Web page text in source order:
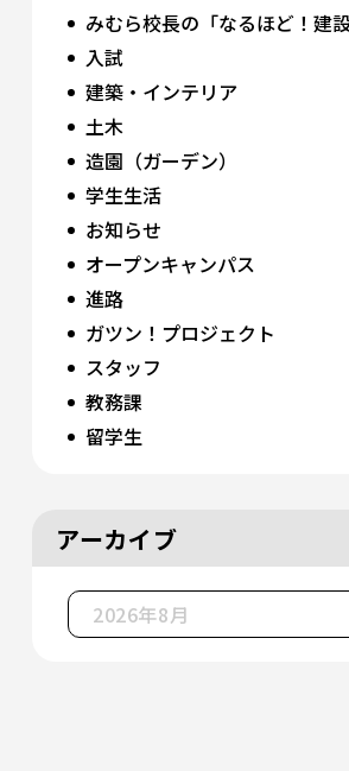
みむら校長の「なるほど！建設
入試
建築・インテリア
土木
造園（ガーデン）
学生生活
お知らせ
オープンキャンパス
進路
ガツン！プロジェクト
スタッフ
教務課
留学生
アーカイブ